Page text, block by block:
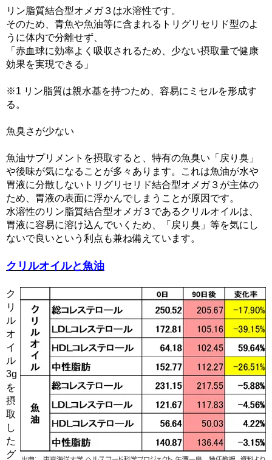
リン脂質結合型オメガ３は水溶性です。
そのため、青魚や魚油等に含まれるトリグリセリド型のよ
うに体内で分離せず、
「赤血球に効率よく吸収されるため、少ない摂取量で健康
効果を実現できる」
※1 リン脂質は親水基を持つため、容易にミセルを形成す
る。
魚臭さが少ない
魚油サプリメントを摂取すると、特有の魚臭い「戻り臭」
や後味が気になることが多々あります。これは魚油が水や
胃液に分散しないトリグリセリド結合型オメガ３が主体の
ため、胃液の表面に浮かんでしまうことが原因です。
水溶性のリン脂質結合型オメガ３であるクリルオイルは、
胃液に容易に溶け込んでいくため、「戻り臭」等を気にし
ないで良いという利点も兼ね備えています。
クリルオイルと魚油
ク
リ
ル
オ
イ
ル
3g
を
摂
取
し
た
グ